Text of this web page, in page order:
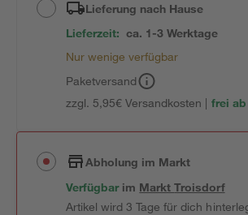
Lieferung nach Hause
Lieferzeit: ca. 1-3 Werktage
Nur wenige verfügbar
Paketversand
zzgl. 5,95€ Versandkosten | frei ab
Abholung im Markt
Verfügbar im MarktTroisdorf
Artikel wird 3 Tage für dich